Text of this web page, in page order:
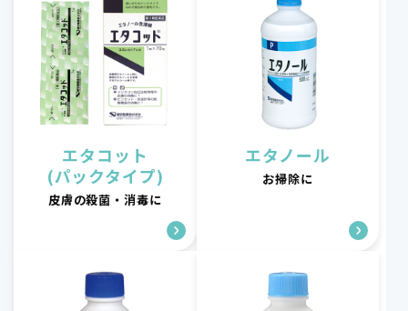
エタコット
(パックタイプ)
皮膚の殺菌・消毒に
エタノール
お掃除に